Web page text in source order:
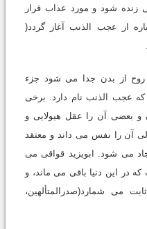
زنده شود و مورد عذاب قرار
از عجب الذنب آغاز گردد(
روح از بدن جدا مى شود جزء
عجب الذنب نام دارد. برخى
بعضى آن را عقل هیولایى و
آن را نفس مى داند و معتقد
مى شود. ابویزید قواقى مى
در این دنیا باقى مى ماند، و
مى شمارد(صدرالمتألهین،